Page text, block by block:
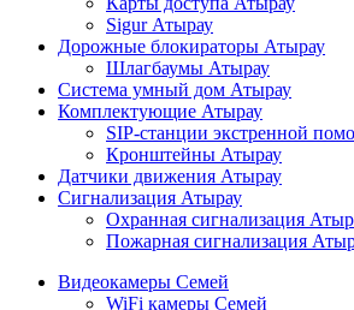
Sigur Атырау
Дорожные блокираторы Атырау
Шлагбаумы Атырау
Система умный дом Атырау
Комплектующие Атырау
SIP-станции экстренной
Кронштейны Атырау
Датчики движения Атырау
Сигнализация Атырау
Охранная сигнализация
Пожарная сигнализация
Видеокамеры Семей
WiFi камеры Семей